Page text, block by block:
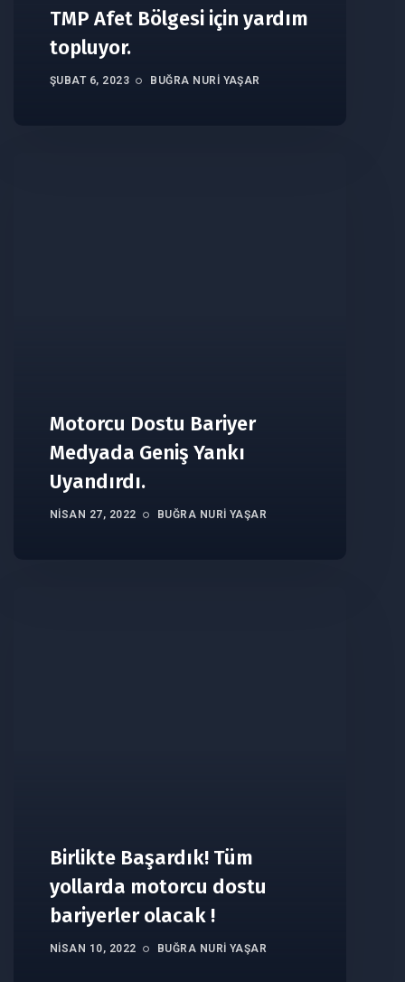
TMP Afet Bölgesi için yardım
topluyor.
ŞUBAT 6, 2023 BUĞRA NURI YAŞAR
Motorcu Dostu Bariyer
Medyada Geniş Yankı
Uyandırdı.
NISAN 27, 2022 BUĞRA NURI YAŞAR
Birlikte Başardık! Tüm
yollarda motorcu dostu
bariyerler olacak !
NISAN 10, 2022 BUĞRA NURI YAŞAR